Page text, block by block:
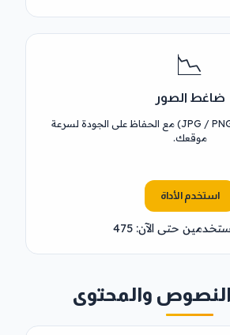
📉
ضاغط الصور
قم بتقليل حجم الصور (JPG / PNG) مع الحفاظ على الجودة لسرعة
موقعك.
استخدم الأداة
حتى الآن: 475
والمحتوى